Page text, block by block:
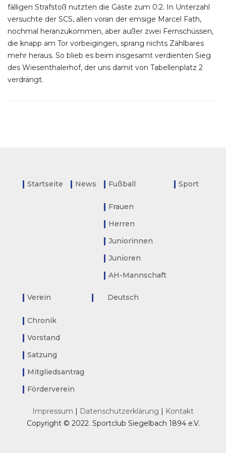
fälligen Strafstoß nutzten die Gäste zum 0:2. In Unterzahl
versuchte der SCS, allen voran der emsige Marcel Fath,
nochmal heranzukommen, aber außer zwei Fernschüssen,
die knapp am Tor vorbeigingen, sprang nichts Zählbares
mehr heraus. So blieb es beim insgesamt verdienten Sieg
des Wiesenthalerhof, der uns damit von Tabellenplatz 2
verdrängt.
Startseite News Fußball
Frauen
Herren
Juniorinnen
Junioren
AH-Mannschaft
Sport
Verein
Chronik
Vorstand
Satzung
Mitgliedsantrag
Förderverein
Deutsch
Impressum | Datenschutzerklärung | Kontakt
Copyright © 2022. Sportclub Siegelbach 1894 e.V.